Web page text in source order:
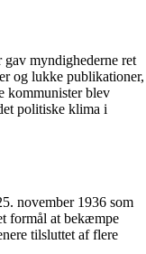
myndighederne ret
og lukke publikationer,
kommunister blev
politiske klima i
november 1936 som
formål at bekæmpe
tilsluttet af flere